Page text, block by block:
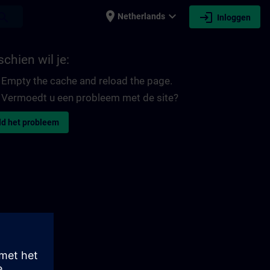
place Netherlands expand_more login Inloggen
wil je:
Empty the cache and reload the page.
Vermoedt u een probleem met de site?
het probleem